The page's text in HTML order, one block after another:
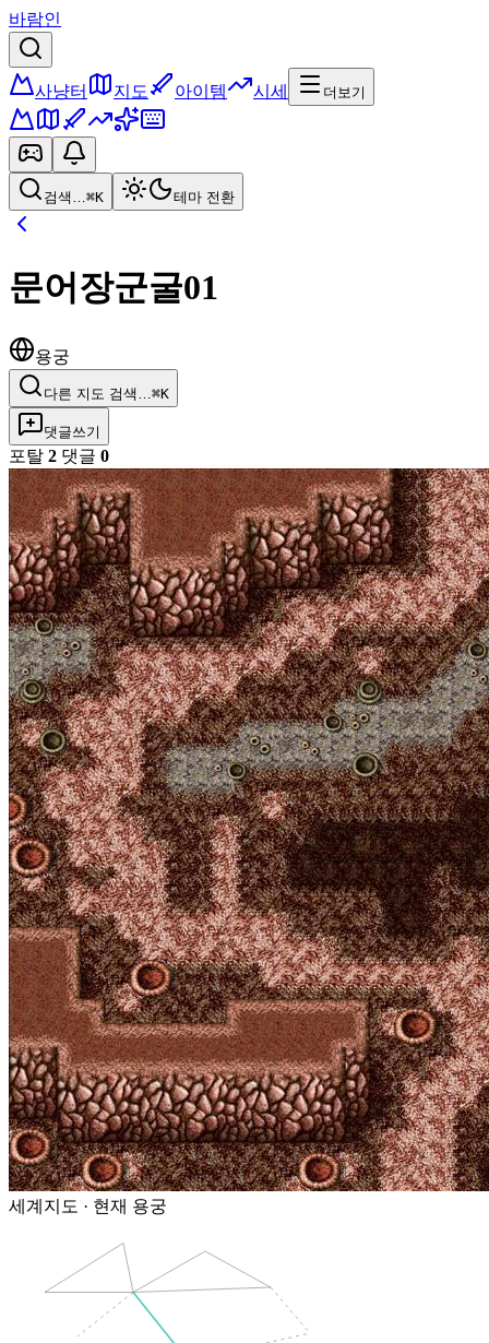
바람인
사냥터 지도 아이템 시세 더보기
검색…⌘K 테마 전환
문어장군굴01
용궁
다른 지도 검색… ⌘K
댓글쓰기
포탈 2 댓글 0
세계지도 · 현재 용궁